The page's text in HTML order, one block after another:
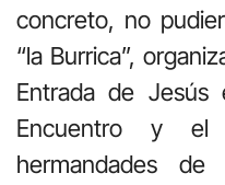
concreto, no
“la Burrica”,
Entrada de
Encuentro y
hermandades